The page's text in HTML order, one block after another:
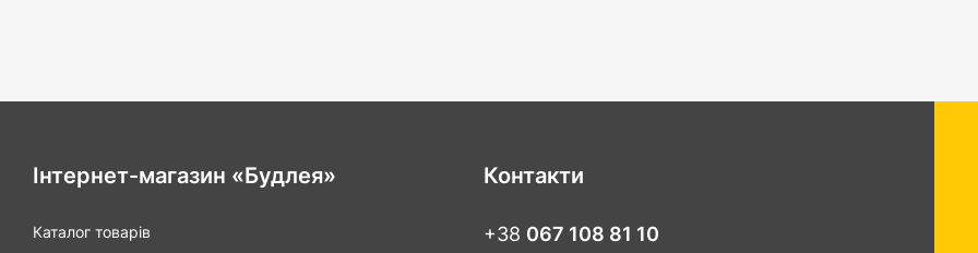
Інтернет-магазин «Будлея»
Каталог товарів
Контакти
+38 067 108 81 10